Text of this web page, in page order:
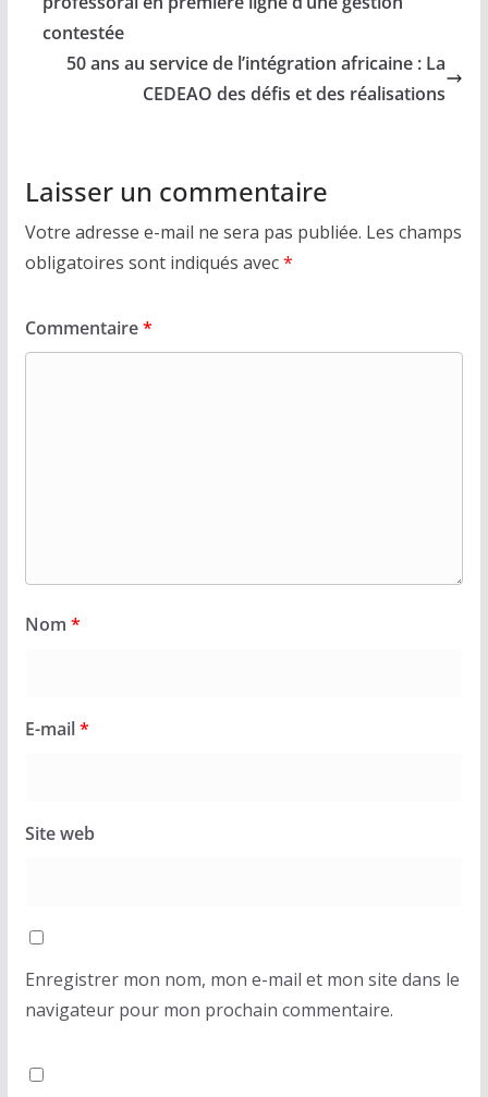
contestée
50 ans au service de l’intégration africaine : La
CEDEAO des défis et des réalisations
Laisser un commentaire
Votre adresse e-mail ne sera pas publiée. Les champs
obligatoires sont indiqués avec*
Commentaire*
Nom *
E-mail*
Site web
Enregistrer mon nom, mon e-mail et mon site dans le
navigateur pour mon prochain commentaire.